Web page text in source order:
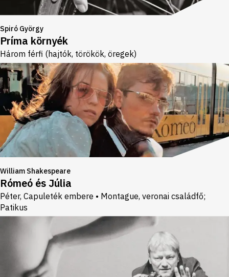
Spiró György
Príma környék
Három férfi (hajtók, törökök, öregek)
William Shakespeare
Rómeó és Júlia
Péter, Capuleték embere • Montague, veronai családfő;
Patikus